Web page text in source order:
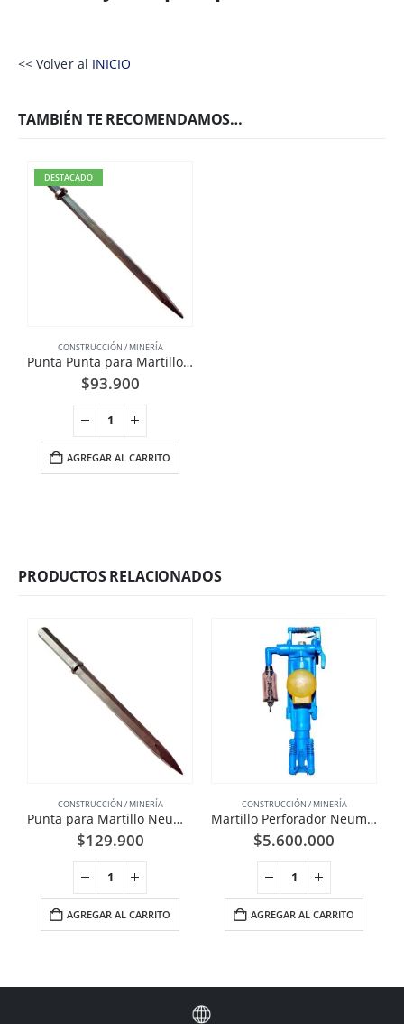
<< Volver al INICIO
TAMBIÉN TE RECOMENDAMOS…
DESTACADO
CONSTRUCCIÓN / MINERÍA
Punta Punta para Martillo Neumático Hexagonal 7/8 pulgadas
$93.900
AGREGAR AL CARRITO
PRODUCTOS RELACIONADOS
CONSTRUCCIÓN / MINERÍA
Punta para Martillo Neumático Hexagonal 1-1/4 Pulgadas
$129.900
AGREGAR AL CARRITO
CONSTRUCCIÓN / MINERÍA
Martillo Perforador Neumático YT27
$5.600.000
AGREGAR AL CARRITO